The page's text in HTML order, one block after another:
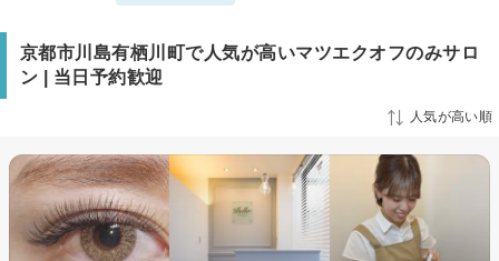
京都市川島有栖川町で人気が高いマツエクオフのみサロ
ン | 当日予約歓迎
人気が高い順